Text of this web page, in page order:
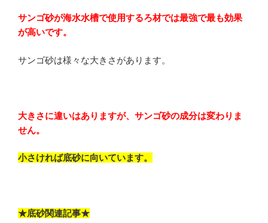
サンゴ砂が海水水槽で使用するろ材では最強で最も効果
が高いです。
サンゴ砂は様々な大きさがあります。
大きさに違いはありますが、サンゴ砂の成分は変わりま
せん。
小さければ底砂に向いています。
★底砂関連記事★